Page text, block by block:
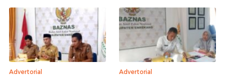
2031 Ditutup
Administrasi
Advertorial Advertorial